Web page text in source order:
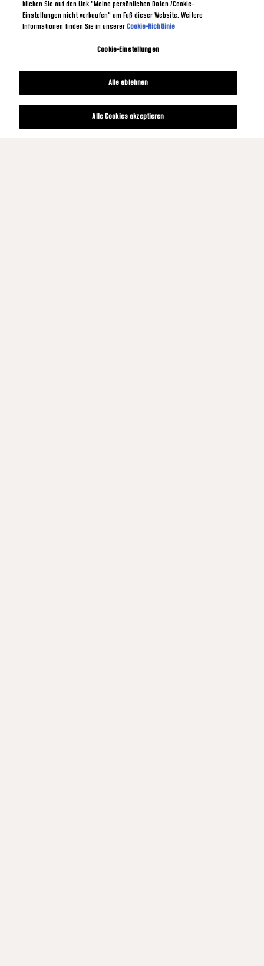
klicken Sie auf den Link "Meine persönlichen Daten /Cookie-
Einstellungen nicht verkaufen" am Fuß dieser Website. Weitere
Informationen finden Sie in unsererCookie-Richtlinie
Cookie-Einstellungen
Alle ablehnen
Alle Cookies akzeptieren